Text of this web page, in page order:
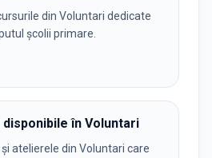
din Voluntari dedicate
școlii primare.
în Voluntari
atelierele din Voluntari care